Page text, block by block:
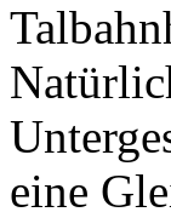
eine